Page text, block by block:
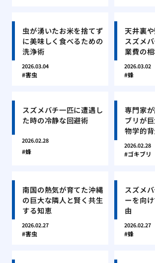
虫が湧いたお米を捨てず
に美味しく食べるための
洗浄術
2026.03.04
害虫
天井裏
スズメ
業費の
2026.03.02
蜂
スズメバチ一匹に遭遇し
た時の冷静な回避術
2026.02.28
蜂
専門家
ブリが
物学的
2026.02.28
ゴキブリ
南国の熱気が育てた沖縄
の巨大な隣人と賢く共生
する知恵
2026.02.27
害虫
スズメ
ーを向
由
2026.02.27
蜂